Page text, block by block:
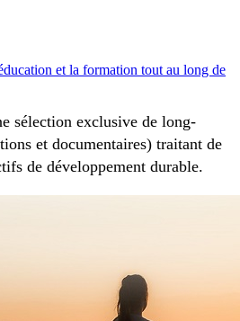
et la formation tout au long de
sélection exclusive de long-
et documentaires) traitant de
de développement durable.